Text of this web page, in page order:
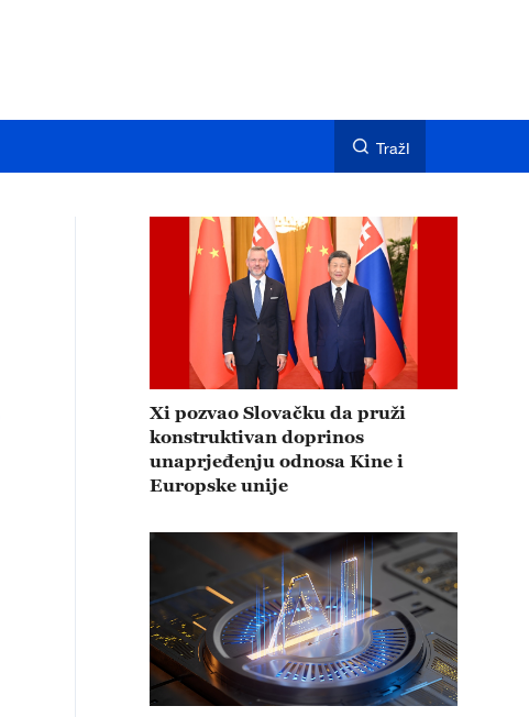
TražI
Xi pozvao Slovačku da pruži
konstruktivan doprinos
unaprjeđenju odnosa Kine i
Europske unije